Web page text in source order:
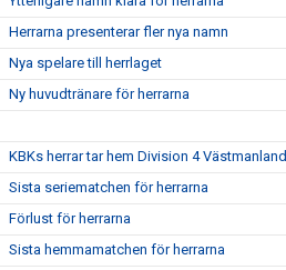
Herrarna presenterar fler nya namn
Nya spelare till herrlaget
Ny huvudtränare för herrarna
KBKs herrar tar hem Division 4 Västmanland
Sista seriematchen för herrarna
Förlust för herrarna
Sista hemmamatchen för herrarna